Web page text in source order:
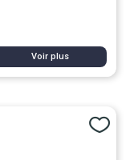
Voir plus